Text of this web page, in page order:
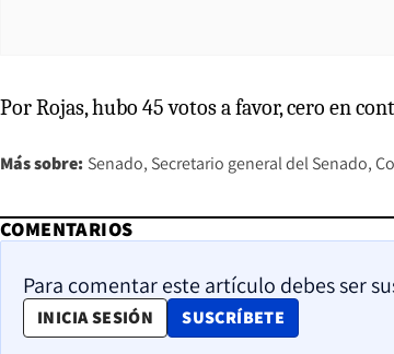
Por Rojas, hubo 45 votos a favor, cero en
Más sobre: Senado Secretario general del Senado
COMENTARIOS
Para comentar este artículo debes ser
INICIA SESIÓN SUSCRÍBETE
OPENS IN NEW WINDOW